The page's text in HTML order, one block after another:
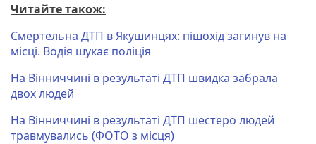
Читайте також:
Смертельна ДТП в Якушинцях: пішохід загинув на
місці. Водія шукає поліція
На Вінниччині в результаті ДТП швидка забрала
двох людей
На Вінниччині в результаті ДТП шестеро людей
травмувались (ФОТО з місця)